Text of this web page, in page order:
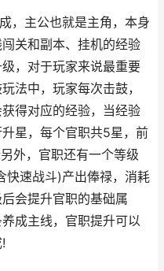
主公也就是主角，本身
关和副本、挂机的经验
，对于玩家来说最重要
法中，玩家每次击鼓，
得对应的经验，当经验
星，每个官职共5星，前
外，官职还有一个等级
快速战斗)产出俸禄，消耗
会提升官职的基础属
成主线，官职提升可以